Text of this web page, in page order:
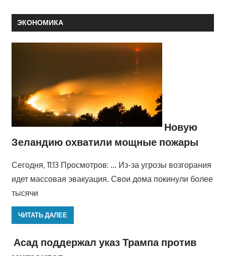
ЭКОНОМИКА
Новую
Зеландию охватили мощные пожары
Сегодня, 11:13 Просмотров: … Из-за угрозы возгорания
идет массовая эвакуация. Свои дома покинули более
тысячи
ЧИТАТЬ ДАЛЕЕ
Асад поддержал указ Трампа против